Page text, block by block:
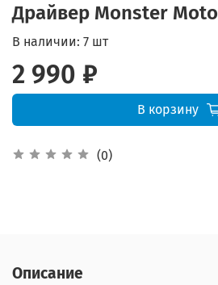
Драйвер Monster Moto
(0)
В наличии: 7 шт
2 990 ₽
В корзину
Описание